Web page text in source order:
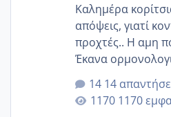
Καλημέρα
απόψεις, γιατί κοντεύω να τρελαθώ από
προχτές.. Η αμη
Έκανα
για την ηλικία
εγκυμοσύνη, που
στην 27η
14
1170